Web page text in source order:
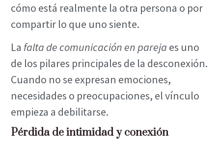
cómo está realmente la otra persona o por
compartir lo que uno siente.
La falta de comunicación en pareja es uno
de los pilares principales de la desconexión.
Cuando no se expresan emociones,
necesidades o preocupaciones, el vínculo
empieza a debilitarse.
Pérdida de intimidad y conexión